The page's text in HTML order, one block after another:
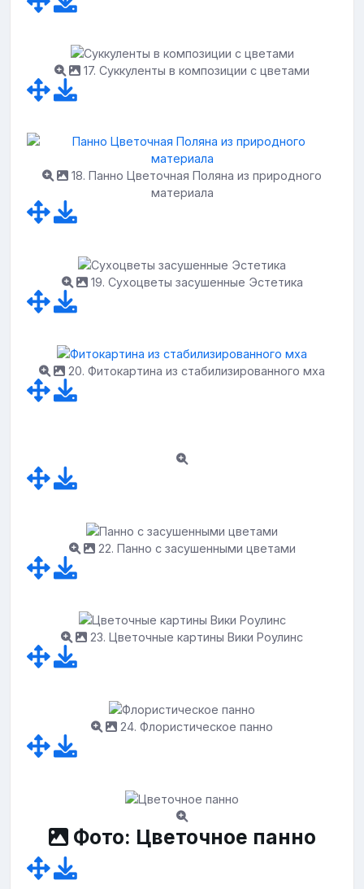
17. Суккуленты в композиции с цветами
18. Панно Цветочная Поляна из природного
материала
19. Сухоцветы засушенные Эстетика
20. Фитокартина из стабилизированного мха
22. Панно с засушенными цветами
23. Цветочные картины Вики Роулинс
24. Флористическое панно
Фото: Цветочное панно